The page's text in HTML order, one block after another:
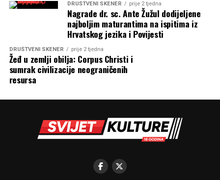
DRUŠTVENI SKENER prije 2 tjedna
Nagrade dr. sc. Ante Žužul dodijeljene
najboljim maturantima na ispitima iz
Hrvatskog jezika i Povijesti
DRUŠTVENI SKENER prije 2 tjedna
Žeđ u zemlji obilja: Corpus Christi i
sumrak civilizacije neograničenih
resursa